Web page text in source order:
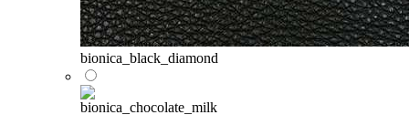
bionica_black_diamond